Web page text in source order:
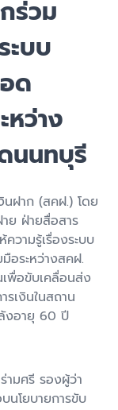
ร่วม
ะบบ
ด
หว่าง
นนทบุรี
ฝาก (สคฝ.) โดย
ย ฝ่ายสื่อสาร
วามรู้เรื่องระบบ
อระหว่างสคฝ.
พื่อขับเคลื่อนส่ง
รเงินในสถาน
งอายุ 60 ปี
ามศรี รองผู้ว่า
นโยบายการขับ